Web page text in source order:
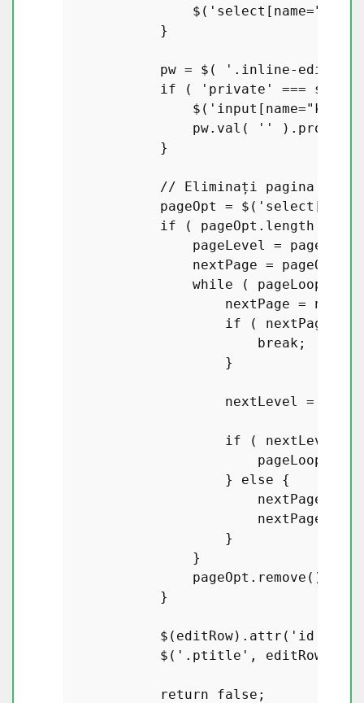
                $(
            }
            pw = $(
'.inline-edit-
if ( 'private'
===
                $(
                pw.
val ( '' ). prop
            }
// Eliminați pagina
            pageOpt = $(
if ( pageOpt. length
                pageLevel = pageOpt[
                nextPage = pageOpt;
while ( pageLoop ) {
nextPage =
if ( nextPage.
break;
                    }
nextLevel =
if ( nextLevel
                        pageLoop =
                    }
else {
                        nextPage.
nextPage =
                    }
                }
                pageOpt.
remove ();
            }
            $(editRow).
attr ( 'id'
            $(
'.ptitle' , editRow).
return false ;